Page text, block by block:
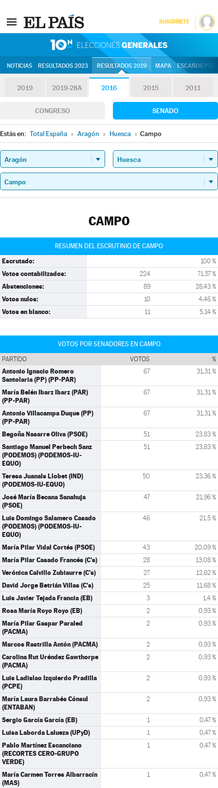
SUSCRÍBETE
NOTICIAS RESULTADOS 2023 RESULTADOS 2019 MAPA ESCAÑOS
2019 2019-28A 2016 2015 2011
CONGRESO SENADO
Estás en: Total España » Aragón » Huesca » Campo
CAMPO
RESUMEN DEL ESCRUTINIO DE CAMPO
Escrutado: 100 %
Votos contabilizados: 224 71,57 %
Abstenciones: 89 28,43 %
Votos nulos: 10 4,46 %
Votos en blanco: 11 5,14 %
VOTOS POR SENADORES EN CAMPO
PARTIDO VOTOS %
Antonio Ignacio Romero
Santolaria (PP) (PP-PAR)
67 31,31 %
María Belén Ibarz Ibarz (PAR)
(PP-PAR)
67 31,31 %
Antonio Villacampa Duque (PP)
(PP-PAR)
67 31,31 %
Begoña Nasarre Oliva (PSOE) 51 23,83 %
Santiago Manuel Perbech Sanz
(PODEMOS) (PODEMOS-IU-
EQUO)
51 23,83 %
Teresa Juanals Llobet (IND)
(PODEMOS-IU-EQUO)
50 23,36 %
José María Becana Sanahuja
(PSOE)
47 21,96 %
Luis Domingo Salamero Casado
(PODEMOS) (PODEMOS-IU-
EQUO)
46 21,5 %
María Pilar Vidal Cortés (PSOE) 43 20,09 %
María Pilar Casado Francés (C's) 28 13,08 %
Verónica Calvillo Zubiaurre (C's) 27 12,62 %
David Jorge Betrián Villas (C's) 25 11,68 %
Luis Javier Tejada Francia (EB) 3 1,4 %
Rosa María Royo Royo (EB) 2 0,93 %
María Pilar Gaspar Paraled
(PACMA)
2 0,93 %
Marcos Rastrilla Antón (PACMA) 2 0,93 %
Carolina Rut Uréndez Gawthorpe
(PACMA)
2 0,93 %
Luis Ladislao Izquierdo Pradilla
(PCPE)
2 0,93 %
María Laura Barrabés Cónsul
(ENTABAN)
2 0,93 %
Sergio García García (EB) 1 0,47 %
Luisa Laborda Lalueza (UPyD) 1 0,47 %
Pablo Martínez Escanciano
(RECORTES CERO-GRUPO
VERDE)
1 0,47 %
María Carmen Torres Albarracín
(MAS)
1 0,47 %